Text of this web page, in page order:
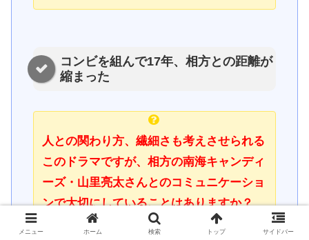
コンビを組んで17年、相方との距離が
縮まった
人との関わり方、繊細さも考えさせられる
このドラマですが、相方の南海キャンディ
ーズ・山里亮太さんとのコミュニケーショ
ンで大切にしていることはありますか？
相方とはコンビを組んで17年になり
メニュー ホーム 検索 トップ サイドバー